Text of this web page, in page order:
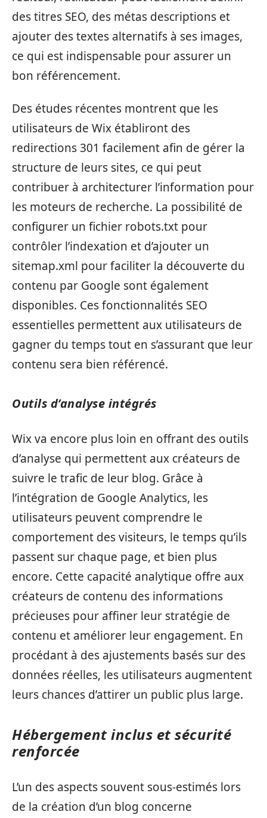
des titres SEO, des métas descriptions et
ajouter des textes alternatifs à ses images,
ce qui est indispensable pour assurer un
bon référencement.
Des études récentes montrent que les
utilisateurs de Wix établiront des
redirections 301 facilement afin de gérer la
structure de leurs sites, ce qui peut
contribuer à architecturer l’information pour
les moteurs de recherche. La possibilité de
configurer un fichier robots.txt pour
contrôler l’indexation et d’ajouter un
sitemap.xml pour faciliter la découverte du
contenu par Google sont également
disponibles. Ces fonctionnalités SEO
essentielles permettent aux utilisateurs de
gagner du temps tout en s’assurant que leur
contenu sera bien référencé.
Outils d’analyse intégrés
Wix va encore plus loin en offrant des outils
d’analyse qui permettent aux créateurs de
suivre le trafic de leur blog. Grâce à
l’intégration de Google Analytics, les
utilisateurs peuvent comprendre le
comportement des visiteurs, le temps qu’ils
passent sur chaque page, et bien plus
encore. Cette capacité analytique offre aux
créateurs de contenu des informations
précieuses pour affiner leur stratégie de
contenu et améliorer leur engagement. En
procédant à des ajustements basés sur des
données réelles, les utilisateurs augmentent
leurs chances d’attirer un public plus large.
Hébergement inclus et sécurité
renforcée
L’un des aspects souvent sous-estimés lors
de la création d’un blog concerne